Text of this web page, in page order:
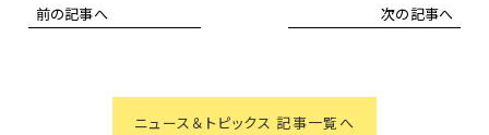
前の記事へ
ニュース＆トピックス 記事一覧へ
次の記事へ